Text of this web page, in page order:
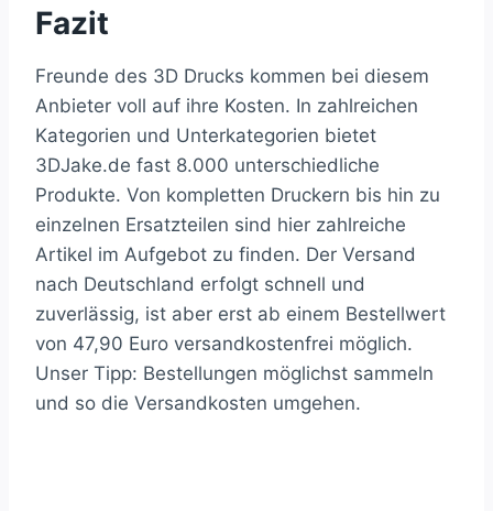
Fazit
Freunde des 3D Drucks kommen bei diesem
Anbieter voll auf ihre Kosten. In zahlreichen
Kategorien und Unterkategorien bietet
3DJake.de fast 8.000 unterschiedliche
Produkte. Von kompletten Druckern bis hin zu
einzelnen Ersatzteilen sind hier zahlreiche
Artikel im Aufgebot zu finden. Der Versand
nach Deutschland erfolgt schnell und
zuverlässig, ist aber erst ab einem Bestellwert
von 47,90 Euro versandkostenfrei möglich.
Unser Tipp: Bestellungen möglichst sammeln
und so die Versandkosten umgehen.